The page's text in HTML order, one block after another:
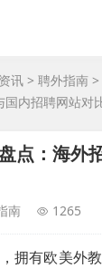
讯 > 聘外指南
内招聘网站对
点：海外
南 1265
拥有欧美外